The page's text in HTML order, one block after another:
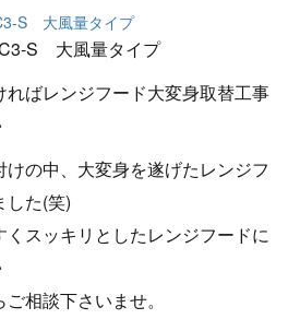
S 大風量タイプ
ばレンジフード大変身取替工事
の中、大変身を遂げたレンジフ
した(笑)
スッキリとしたレンジフードに
相談下さいませ。